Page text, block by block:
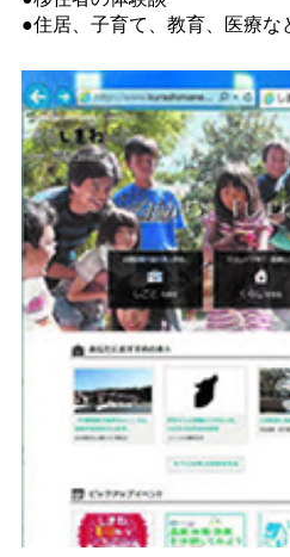
●住居、子育て、教育、医療な